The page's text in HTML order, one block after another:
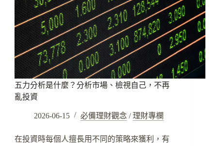
五力分析是什麼？分析市場、檢視自己，不再
亂投資
2026-06-15 必備理財觀念 / 理財專欄
在投資時每個人擅長用不同的策略來獲利，有